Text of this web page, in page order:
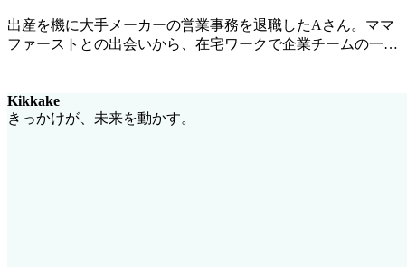
出産を機に大手メーカーの営業事務を退職したAさん。ママ
ファーストとの出会いから、在宅ワークで企業チームの一員
Kikkake
きっかけが、未来を動かす。